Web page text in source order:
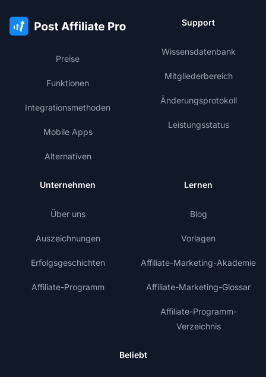
Preise
Funktionen
Integrationsmethoden
Mobile Apps
Alternativen
Support
Wissensdatenbank
Mitgliederbereich
Änderungsprotokoll
Leistungsstatus
Unternehmen
Über uns
Auszeichnungen
Erfolgsgeschichten
Affiliate-Programm
Lernen
Blog
Vorlagen
Affiliate-Marketing-Akademie
Affiliate-Marketing-Glossar
Affiliate-Programm-
Verzeichnis
Beliebt